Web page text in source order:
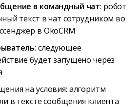
в командный чат: робот
текст в чат сотрудником во
в OkoCRM
: следующее
будет запущено через
на условия: алгоритм
в тексте сообщения клиента